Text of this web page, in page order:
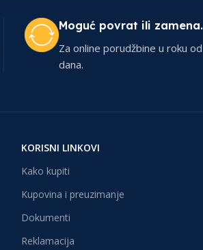
Moguć povrat ili zamena.
Za online porudžbine u roku
dana.
KORISNI LINKOVI
Kako kupiti
Kupovina i preuzimanje
Dokumenti
Reklamacija